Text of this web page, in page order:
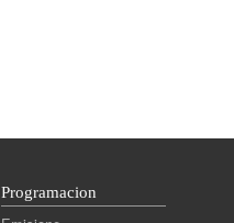
Programacion